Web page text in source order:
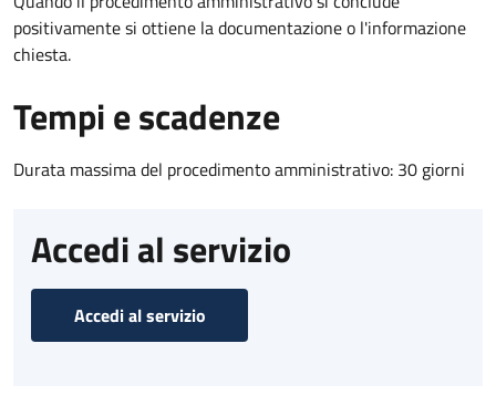
positivamente si ottiene la documentazione o l'informazione
chiesta.
Tempi e scadenze
Durata massima del procedimento amministrativo: 30 giorni
Accedi al servizio
Accedi al servizio